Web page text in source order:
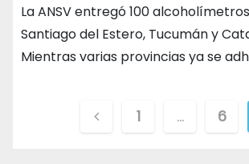
La ANSV entregó 100
Santiago del Estero, Tucumán y
Mientras varias provincias ya se
Paginación
1 … 6